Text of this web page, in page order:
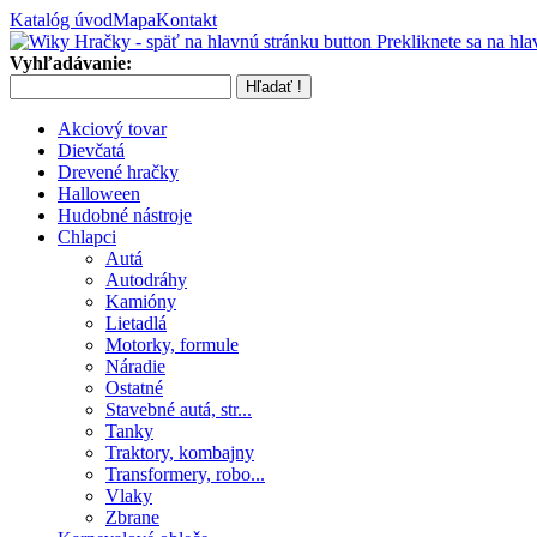
Katalóg úvodMapaKontakt
Prekliknete sa na
Vyhľadávanie:
Akciový tovar
Dievčatá
Drevené hračky
Halloween
Hudobné nástroje
Chlapci
Autá
Autodráhy
Kamióny
Lietadlá
Motorky, formule
Náradie
Ostatné
Stavebné autá, str...
Tanky
Traktory, kombajny
Transformery, robo...
Vlaky
Zbrane